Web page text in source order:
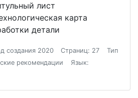
лист
карта
детали
создания 2020 Страниц: 27
Тип
рекомендации
Язык: